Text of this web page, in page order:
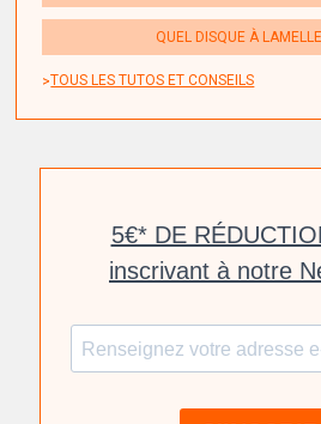
QUEL DISQUE À
TOUS LES TUTOS ET CONSEILS